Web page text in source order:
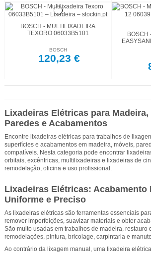
BOSCH - MULTILIXADEIRA
TEXORO 06033B5101
BOSCH
120,23 €
BOSCH
Lixadeiras Elétricas para Madeira,
Paredes e Acabamentos
Encontre lixadeiras elétricas para trabalhos de
superfícies e acabamentos em madeira, móveis,
compatíveis. Nesta categoria pode encontrar
orbitais, excêntricas, multilixadeiras e lixadeiras de
remodelação, oficina e uso profissional.
Lixadeiras Elétricas: Acabamento
Uniforme e Preciso
As lixadeiras elétricas são ferramentas essenciais
remover imperfeições, suavizar materiais e obter
São muito usadas em trabalhos de madeira, restauro
remodelações, pintura, bricolage, carpintaria e
Ao contrário da lixagem manual, uma lixadeira